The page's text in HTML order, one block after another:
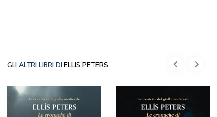
GLI ALTRI LIBRI DI ELLIS PETERS